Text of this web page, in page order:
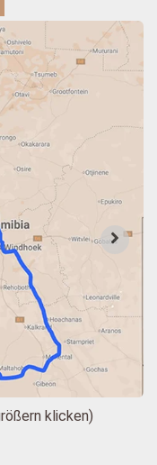
klicken)